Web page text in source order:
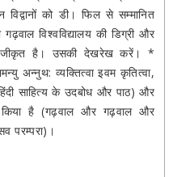
को डी। फिल से सम्मानित
विश्वविद्यालय की डिग्री और
है। उसकी देखरेख करें। *
अन्नुथ: व्यक्तित्वा इवम कृतित्वा,
साहित्य के उदबोध और पाठ) और
है (गढ़वाल और गढ़वाल और
परम्परा)।